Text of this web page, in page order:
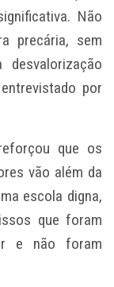
Não
precária, sem
por
que os
vão além da
escola digna,
que foram
e não foram